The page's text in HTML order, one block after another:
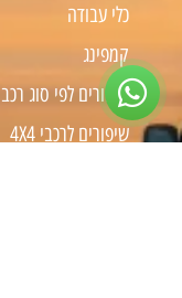
כלי עבודה
קמפינג
שיפורים לפי סוג רכב
שיפורים לרכבי 4X4